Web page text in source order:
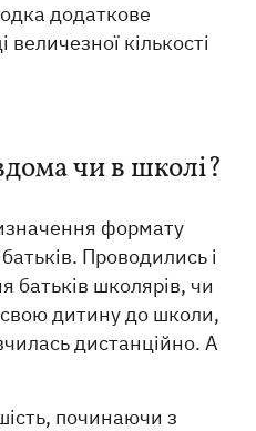
додаткове
кількості
чи в школі?
формату
Проводились і
батьків школярів, чи
свою дитину до школи,
дистанційно. А
починаючи з